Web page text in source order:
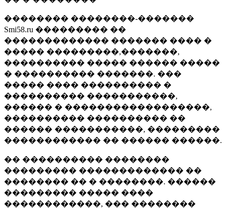
�������� ��������-�������
Smi58.ru ��������� ��
������������� ������� ���� �
����� ���������,�������,
���������� ����� ������ �����
� ���������� �������. ���
����� ���� ���������� �
���������� �����������,
������ � ������������������,
���������� ���������� ��
������ �����������, ���������
������������ �� ������ ������.
�� ���������� ��������
��������� ������������� ��
�������� �� � ��������. ������
��������� ����� ����
������������, ��� ��������